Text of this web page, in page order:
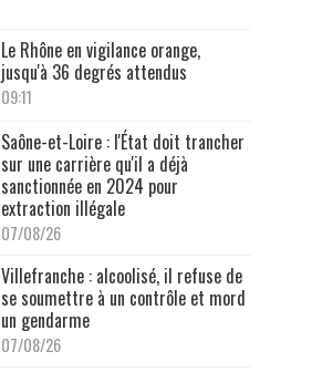
Le Rhône en vigilance orange,
jusqu'à 36 degrés attendus
09:11
Saône-et-Loire : l'État doit trancher
sur une carrière qu'il a déjà
sanctionnée en 2024 pour
extraction illégale
07/08/26
Villefranche : alcoolisé, il refuse de
se soumettre à un contrôle et mord
un gendarme
07/08/26